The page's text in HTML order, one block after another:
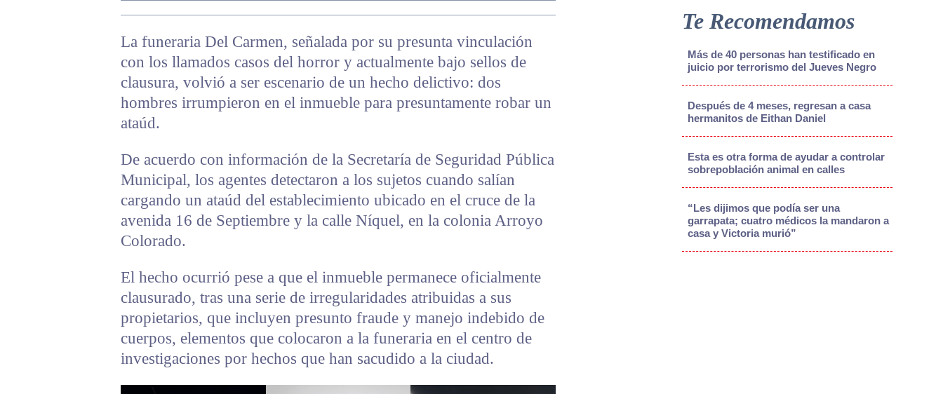
La funeraria Del Carmen, señalada por su presunta vinculación
con los llamados casos del horror y actualmente bajo sellos de
clausura, volvió a ser escenario de un hecho delictivo: dos
hombres irrumpieron en el inmueble para presuntamente robar un
ataúd.
De acuerdo con información de la Secretaría de Seguridad Pública
Municipal, los agentes detectaron a los sujetos cuando salían
cargando un ataúd del establecimiento ubicado en el cruce de la
avenida 16 de Septiembre y la calle Níquel, en la colonia Arroyo
Colorado.
El hecho ocurrió pese a que el inmueble permanece oficialmente
clausurado, tras una serie de irregularidades atribuidas a sus
propietarios, que incluyen presunto fraude y manejo indebido de
cuerpos, elementos que colocaron a la funeraria en el centro de
investigaciones por hechos que han sacudido a la ciudad.
Te Recomendamos
Más de 40 personas han testificado en
juicio por terrorismo del Jueves Negro
Después de 4 meses, regresan a casa
hermanitos de Eithan Daniel
Esta es otra forma de ayudar a controlar
sobrepoblación animal en calles
“Les dijimos que podía ser una
garrapata; cuatro médicos la mandaron a
casa y Victoria murió”